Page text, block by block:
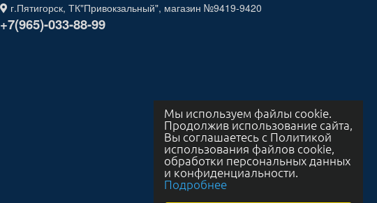
Мы используем файлы cookie.
Продолжив использование сайта,
Вы соглашаетесь с Политикой
использования файлов cookie,
обработки персональных данных
и конфиденциальности.
Подробнее
г.Пятигорск, ТК"Привокзальный", магазин №9419-9420
+7(965)-033-88-99